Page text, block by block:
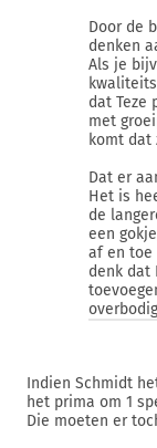
Door de
denken
Als je
dat Teze
met
komt
Dat er
Het is
de
een
af en toe
denk dat
Indien Schmidt
het prima om 1
Die moeten er